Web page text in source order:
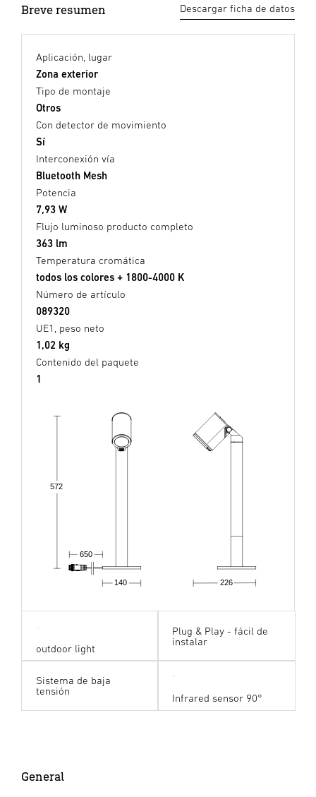
Breve resumen Descargar ficha de datos
Aplicación, lugar
Zona exterior
Tipo de montaje
Otros
Con detector de movimiento
Sí
Interconexión vía
Bluetooth Mesh
Potencia
7,93 W
Flujo luminoso producto completo
363 lm
Temperatura cromática
todos los colores + 1800-4000 K
Número de artículo
089320
UE1, peso neto
1,02 kg
Contenido del paquete
1
226
140
650
572
outdoor light
Plug & Play - fácil de
instalar
Sistema de baja
tensión
Infrared sensor 90°
General